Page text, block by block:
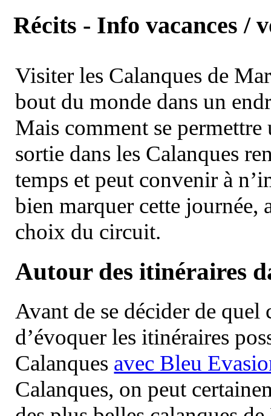
Récits - Info vacances /
Visiter les Calanques de
bout du monde dans un
Mais comment se permettre
sortie dans les Calanques
temps et peut convenir à
bien marquer cette journée,
choix du circuit.
Autour des itinéraires
Avant de se décider de
d’évoquer les itinéraires
Calanques avec Bleu
Calanques, on peut